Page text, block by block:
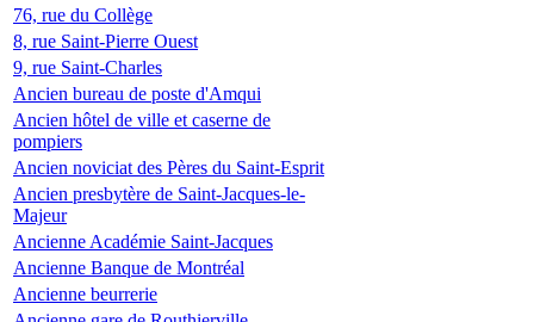
76, rue du Collège
8, rue Saint-Pierre Ouest
9, rue Saint-Charles
Ancien bureau de poste d'Amqui
Ancien hôtel de ville et caserne de
pompiers
Ancien noviciat des Pères du Saint-Esprit
Ancien presbytère de Saint-Jacques-le-
Majeur
Ancienne Académie Saint-Jacques
Ancienne Banque de Montréal
Ancienne beurrerie